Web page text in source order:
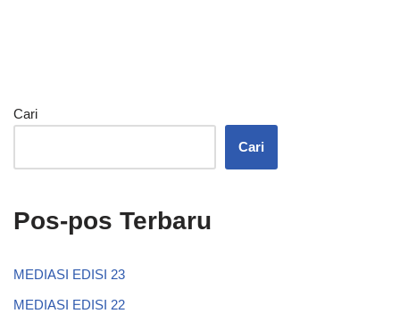
Cari
Cari
Pos-pos Terbaru
MEDIASI EDISI 23
MEDIASI EDISI 22